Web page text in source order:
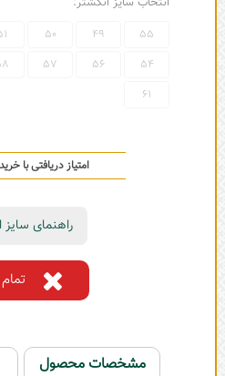
55
49
50
54
56
57
61
امتیاز دریافتی با
راهنمای سایز
مشخصات محصول